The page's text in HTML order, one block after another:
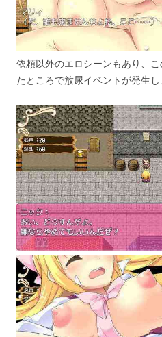
依頼以外のエロシーンもあり、
たところで放尿イベントが発生し